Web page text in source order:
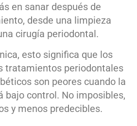
en sanar después de
desde una limpieza
cirugía periodontal.
esto significa que los
tratamientos periodontales
son peores cuando la
bajo control. No imposibles,
y menos predecibles.